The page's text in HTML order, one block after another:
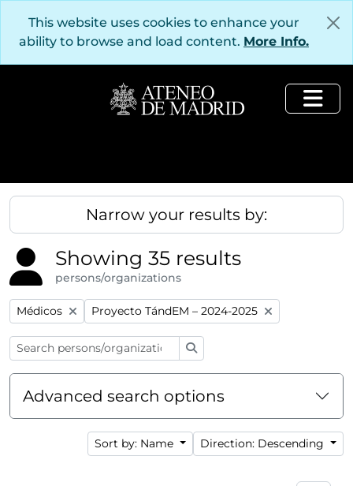
This website uses cookies to enhance your
ability to browse and load content. More Info.
Narrow your results by:
Showing 35 results
persons/organizations
Remove filter:
Médicos Remove filter:
Proyecto TándEM – 2024-2025
Advanced search options
Sort by: Name Direction: Descending